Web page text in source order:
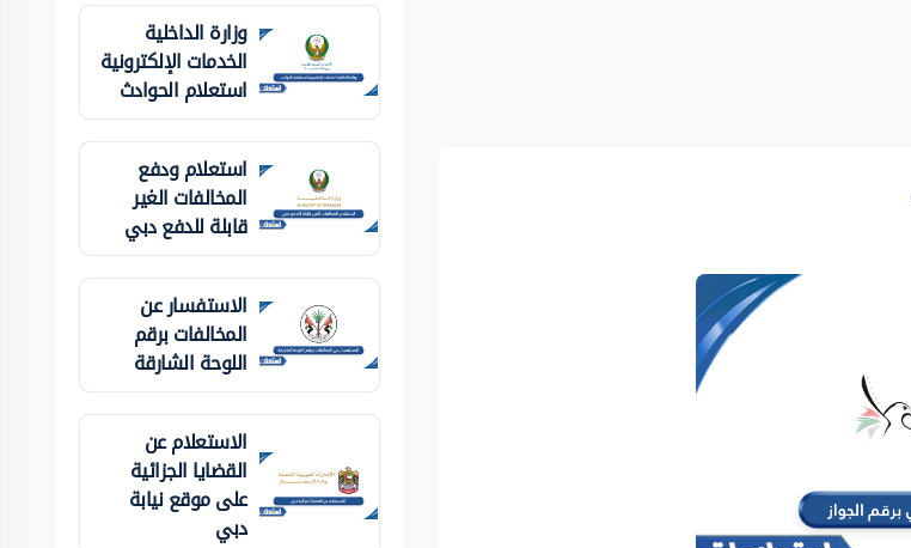
وزارة الداخلية
الخدمات الإلكترونية
استعلام الحوادث
استعلام ودفع
المخالفات الغير
قابلة للدفع دبي
الاستفسار عن
المخالفات برقم
اللوحة الشارقة
الاستعلام عن
القضايا الجزائية
على موقع نيابة
دبي